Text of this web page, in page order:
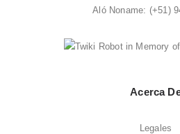
Aló Noname: (+51)
Acerca
Legales